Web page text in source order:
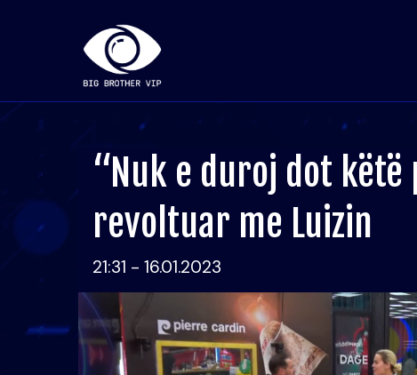
“Nuk e duroj dot këtë
revoltuar me Luizin
21:31 - 16.01.2023